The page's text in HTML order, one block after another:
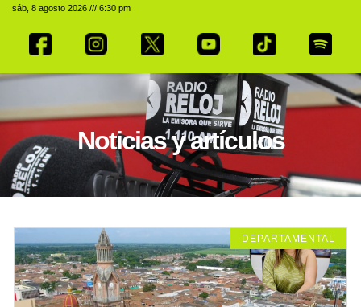
sáb, 8 agosto 2026 /// 6:30 pm
Noticias y artículos
DEPARTAMENTAL